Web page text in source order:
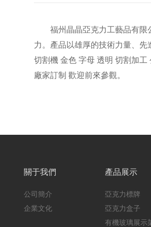
福州晶晶亞克力工藝品有限公
力。產品以雄厚的技術力量、
切割機 金色 字母 透明 切割加
廠家訂制 歡迎前來參觀。
關于我們
公司簡介
企業文化
產品展示
亞克力標牌
亞克力盒子
有機玻璃展示